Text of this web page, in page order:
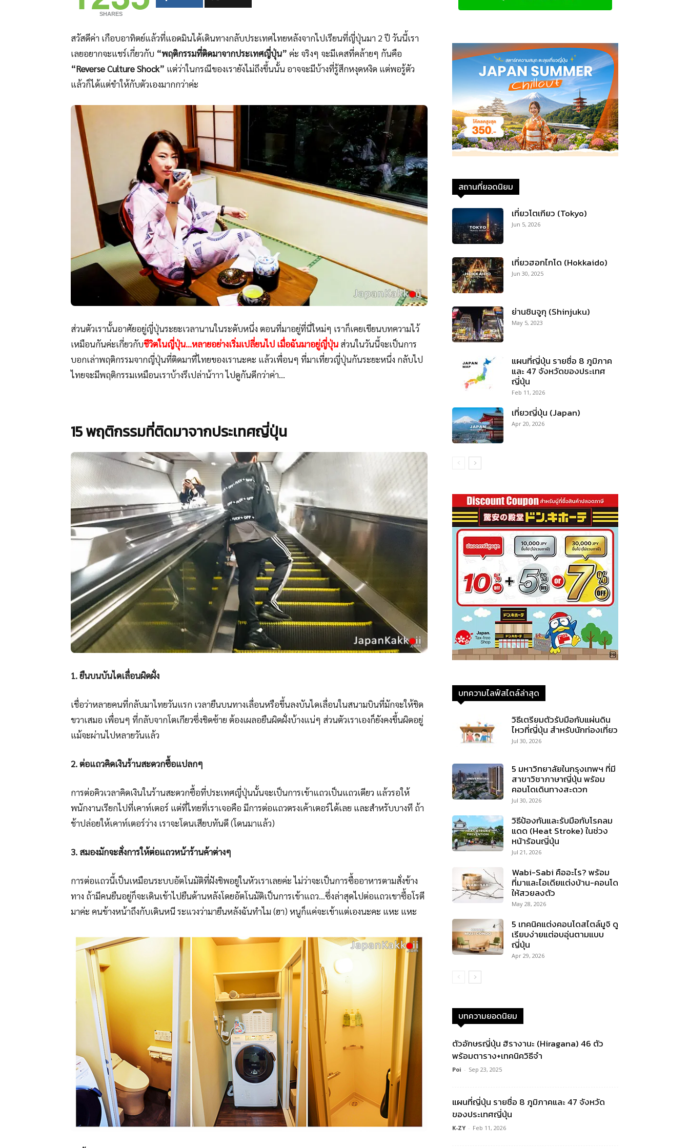
SHARES
สวัสดีค่า เกือบอาทิตย์แล้วที่แอดมินได้เดินทางกลับประเทศไทยหลังจากไปเรียนที่ญี่ปุ่นมา 2 ปี วันนี้เรา
เลยอยากจะแชร์เกี่ยวกับ “พฤติกรรมที่ติดมาจากประเทศญี่ปุ่น” ค่ะ จริงๆ จะมีเคสที่คล้ายๆ กันคือ
“Reverse Culture Shock” แต่ว่าในกรณีของเรายังไม่ถึงขึ้นนั้น อาจจะมีบ้างที่รู้สึกหงุดหงิด แต่พอรู้ตัว
แล้วก็ได้แต่ขำให้กับตัวเองมากกว่าค่ะ
ส่วนตัวเรานั้นอาศัยอยู่ญี่ปุ่นระยะเวลานานในระดับหนึ่ง ตอนที่มาอยู่ที่นี่ใหม่ๆ เราก็เคยเขียนบทความไว้
เหมือนกันค่ะเกี่ยวกับชีวิตในญี่ปุ่น…หลายอย่างเริ่มเปลี่ยนไป เมื่อฉันมาอยู่ญี่ปุ่น ส่วนในวันนี้จะเป็นการ
บอกเล่าพฤติกรรมจากญี่ปุ่นที่ติดมาที่ไทยของเรานะคะ แล้วเพื่อนๆ ที่มาเที่ยวญี่ปุ่นกันระยะหนึ่ง กลับไป
ไทยจะมีพฤติกรรมเหมือนเราบ้างรึเปล่าน้าาา ไปดูกันดีกว่าค่า…
15 พฤติกรรมที่ติดมาจากประเทศญี่ปุ่น
1. ยืนบนบันไดเลื่อนผิดฝั่ง
เชื่อว่าหลายคนที่กลับมาไทยวันแรก เวลายืนบนทางเลื่อนหรือขึ้นลงบันไดเลื่อนในสนามบินที่มักจะให้ชิด
ขวาเสมอ เพื่อนๆ ที่กลับจากโตเกียวซึ่งชิดซ้าย ต้องเผลอยืนผิดฝั่งบ้างแน่ๆ ส่วนตัวเราเองก็ยังคงขึ้นผิดอยู่
แม้จะผ่านไปหลายวันแล้ว
2. ต่อแถวคิดเงินร้านสะดวกซื้อแปลกๆ
การต่อคิวเวลาคิดเงินในร้านสะดวกซื้อที่ประเทศญี่ปุ่นนั้นจะเป็นการเข้าแถวเป็นแถวเดียว แล้วรอให้
พนักงานเรียกไปที่เคาท์เตอร์ แต่ที่ไทยที่เราเจอคือ มีการต่อแถวตรงเค้าเตอร์ได้เลย และสำหรับบางที ถ้า
ช้าปล่อยให้เคาท์เตอร์ว่าง เราจะโดนเสียบทันดี (โดนมาแล้ว)
3. สมองมักจะสั่งการให้ต่อแถวหน้าร้านค้าต่างๆ
การต่อแถวนี้เป็นเหมือนระบบอัตโนมัติที่ฝังชิพอยู่ในหัวเราเลยค่ะ ไม่ว่าจะเป็นการซื้ออาหารตามสั่งข้าง
ทาง ถ้ามีคนยืนอยู่ก็จะเดินเข้าไปยืนด้านหลังโดยอัตโนมัติเป็นการเข้าแถว…ซึ่งล่าสุดไปต่อแถวเขาซื้อโรตี
มาค่ะ คนข้างหน้าถึงกับเดินหนี ระแวงว่ามายืนหลังฉันทำไม (ฮา) หนูก็แค่จะเข้าแต่เองนะคะ แหะ แหะ
สถานที่ยอดนิยม
เที่ยวโตเกียว (Tokyo)
Jun 5, 2026
เที่ยวฮอกไกโด (Hokkaido)
Jun 30, 2025
ย่านชินจูกุ (Shinjuku)
May 5, 2023
แผนที่ญี่ปุ่น รายชื่อ 8 ภูมิภาค
และ 47 จังหวัดของประเทศ
ญี่ปุ่น
Feb 11, 2026
เที่ยวญี่ปุ่น (Japan)
Apr 20, 2026
บทความไลฟ์สไตล์ล่าสุด
วิธีเตรียมตัวรับมือกับแผ่นดิน
ไหวที่ญี่ปุ่น สำหรับนักท่องเที่ยว
Jul 30, 2026
5 มหาวิทยาลัยในกรุงเทพฯ ที่มี
สาขาวิชาภาษาญี่ปุ่น พร้อม
คอนโดเดินทางสะดวก
Jul 30, 2026
วิธีป้องกันและรับมือกับโรคลม
แดด (Heat Stroke) ในช่วง
หน้าร้อนญี่ปุ่น
Jul 21, 2026
Wabi-Sabi คืออะไร? พร้อม
ที่มาและไอเดียแต่งบ้าน-คอนโด
ให้สวยลงตัว
May 28, 2026
5 เทคนิคแต่งคอนโดสไตล์มูจิ ดู
เรียบง่ายแต่อบอุ่นตามแบบ
ญี่ปุ่น
Apr 29, 2026
บทความยอดนิยม
ตัวอักษรญี่ปุ่น ฮิรางานะ (Hiragana) 46 ตัว
พร้อมตาราง+เทคนิควิธีจำ
Poi - Sep 23, 2025
แผนที่ญี่ปุ่น รายชื่อ 8 ภูมิภาคและ 47 จังหวัด
ของประเทศญี่ปุ่น
K-ZY - Feb 11, 2026